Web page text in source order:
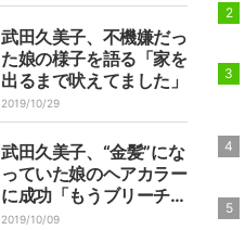
武田久美子、不機嫌だっ
た娘の様子を語る「家を
出るまで吠えてました」
2019/10/29
武田久美子、“金髪”にな
っていた娘のヘアカラー
に成功「もうブリーチ剤
は懲りて欲しい」
2019/10/09